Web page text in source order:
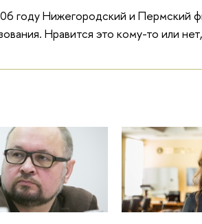
году Нижегородский и Пермский
Нравится это кому-то или